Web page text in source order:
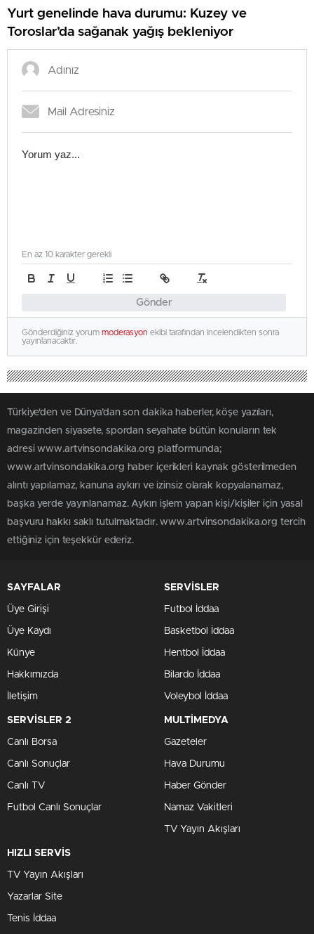
Yurt genelinde hava durumu: Kuzey ve
Toroslar’da sağanak yağış bekleniyor
Gönder
En az 10 karakter gerekli
Gönderdiğiniz yorum moderasyon ekibi tarafından incelendikten sonra
yayınlanacaktır.
Türkiye'den ve Dünya’dan son dakika haberler, köşe yazıları,
magazinden siyasete, spordan seyahate bütün konuların tek
adresi www.artvinsondakika.org platformunda;
www.artvinsondakika.org haber içerikleri kaynak gösterilmeden
alıntı yapılamaz, kanuna aykırı ve izinsiz olarak kopyalanamaz,
başka yerde yayınlanamaz. Aykırı işlem yapan kişi/kişiler için yasal
başvuru hakkı saklı tutulmaktadır. www.artvinsondakika.org tercih
ettiğiniz için teşekkür ederiz.
SAYFALAR
Üye Girişi
Üye Kaydı
Künye
Hakkımızda
İletişim
SERVİSLER
Futbol İddaa
Basketbol İddaa
Hentbol İddaa
Bilardo İddaa
Voleybol İddaa
SERVİSLER 2
Canlı Borsa
Canlı Sonuçlar
Canlı TV
Futbol Canlı Sonuçlar
MULTİMEDYA
Gazeteler
Hava Durumu
Haber Gönder
Namaz Vakitleri
TV Yayın Akışları
HIZLI SERVİS
TV Yayın Akışları
Yazarlar Site
Tenis İddaa